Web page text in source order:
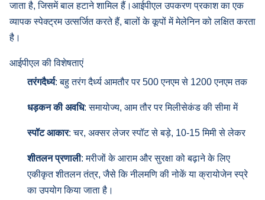
जाता है, जिसमें बाल हटाने शामिल हैं।आईपीएल उपकरण प्रकाश का एक
व्यापक स्पेक्ट्रम उत्सर्जित करते हैं, बालों के कूपों में मेलेनिन को लक्षित करता
है।
आईपीएल की विशेषताएं
तरंगदैर्ध्य: बहु तरंग दैर्ध्य आमतौर पर 500 एनएम से 1200 एनएम तक
धड़कन की अवधि: समायोज्य, आम तौर पर मिलीसेकंड की सीमा में
स्पॉट आकार: चर, अक्सर लेजर स्पॉट से बड़े, 10-15 मिमी से लेकर
शीतलन प्रणाली: मरीजों के आराम और सुरक्षा को बढ़ाने के लिए
एकीकृत शीतलन तंत्र, जैसे कि नीलमणि की नोकें या क्रायोजेन स्प्रे
का उपयोग किया जाता है।